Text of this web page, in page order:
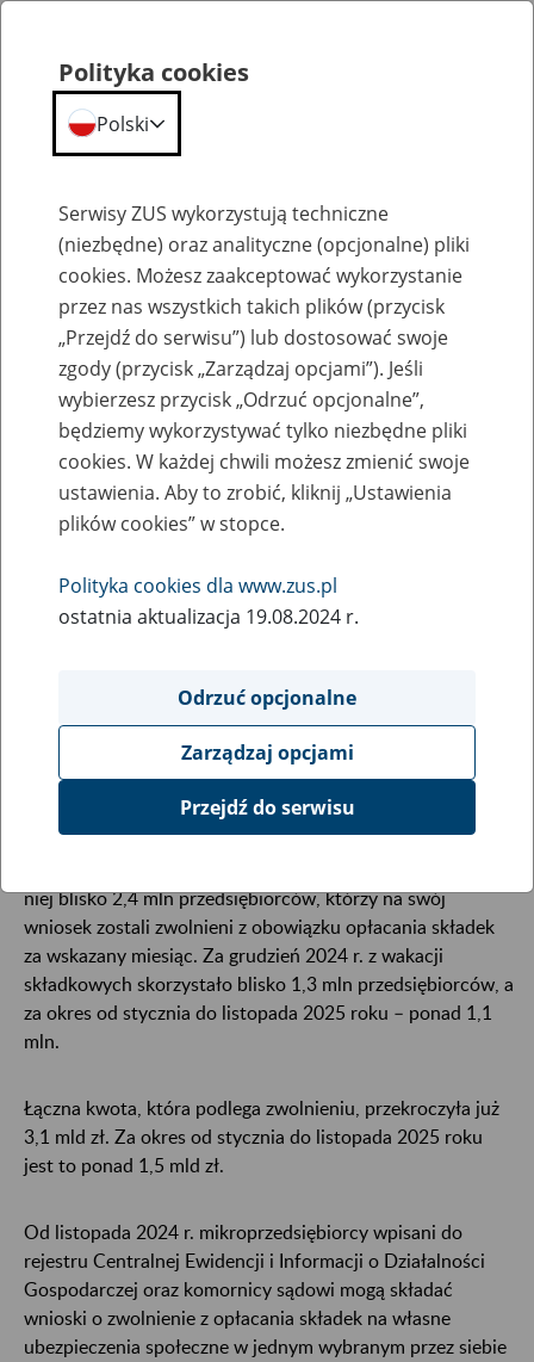
Aktualności
Ostatnie dni na złożenie wniosku o
wakacje składkowe w 2025 r.
18
listopada
2025
Listopad to ostatni miesiąc, by zawnioskować o
wakacje składkowe za 2025 rok. Przedsiębiorca,
który złoży wniosek w tym miesiącu, może z nich
skorzystać w grudniu tego roku.
niej blisko 2,4 mln przedsiębiorców, którzy na swój
wniosek zostali zwolnieni z obowiązku opłacania składek
za wskazany miesiąc. Za grudzień 2024 r. z wakacji
składkowych skorzystało blisko 1,3 mln przedsiębiorców, a
za okres od stycznia do listopada 2025 roku – ponad 1,1
mln.
Łączna kwota, która podlega zwolnieniu, przekroczyła już
3,1 mld zł. Za okres od stycznia do listopada 2025 roku
jest to ponad 1,5 mld zł.
Od listopada 2024 r. mikroprzedsiębiorcy wpisani do
rejestru Centralnej Ewidencji i Informacji o Działalności
Gospodarczej oraz komornicy sądowi mogą składać
wnioski o zwolnienie z opłacania składek na własne
ubezpieczenia społeczne w jednym wybranym przez siebie
Polityka cookies
Polski
Serwisy ZUS wykorzystują techniczne
(niezbędne) oraz analityczne (opcjonalne) pliki
cookies. Możesz zaakceptować wykorzystanie
przez nas wszystkich takich plików (przycisk
„Przejdź do serwisu”) lub dostosować swoje
zgody (przycisk „Zarządzaj opcjami”). Jeśli
wybierzesz przycisk „Odrzuć opcjonalne”,
będziemy wykorzystywać tylko niezbędne pliki
cookies. W każdej chwili możesz zmienić swoje
ustawienia. Aby to zrobić, kliknij „Ustawienia
plików cookies” w stopce.
Polityka cookies dla www.zus.pl
ostatnia aktualizacja 19.08.2024 r.
Odrzuć opcjonalne
Zarządzaj opcjami
Przejdź do serwisu